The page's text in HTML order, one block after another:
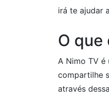
irá te ajudar
O que
A Nimo TV
compartilhe
através